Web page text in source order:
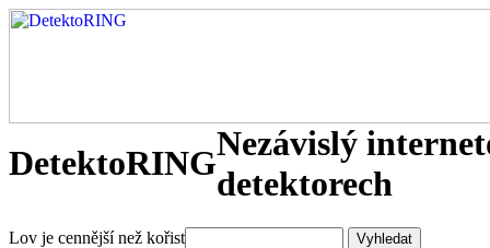
DetektoRINGNezávislý
detektorech
Lov je cennější než kořist